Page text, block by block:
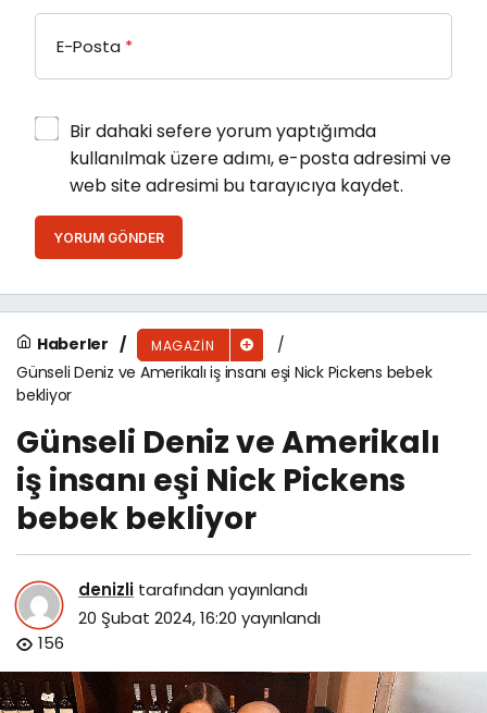
E-Posta *
Bir dahaki sefere yorum yaptığımda
kullanılmak üzere adımı, e-posta adresimi ve
web site adresimi bu tarayıcıya kaydet.
YORUM GÖNDER
Haberler MAGAZIN
Günseli Deniz ve Amerikalı iş insanı eşi Nick Pickens bebek
bekliyor
Günseli Deniz ve Amerikalı
iş insanı eşi Nick Pickens
bebek bekliyor
denizli tarafından yayınlandı
20 Şubat 2024, 16:20 yayınlandı
156